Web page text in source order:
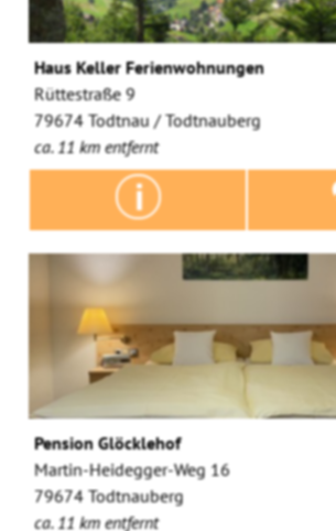
Haus Keller Ferienwohnungen
Rüttestraße 9
79674 Todtnau / Todtnauberg
ca. 11 km entfernt
Pension Glöcklehof
Martin-Heidegger-Weg 16
79674 Todtnauberg
ca. 11 km entfernt